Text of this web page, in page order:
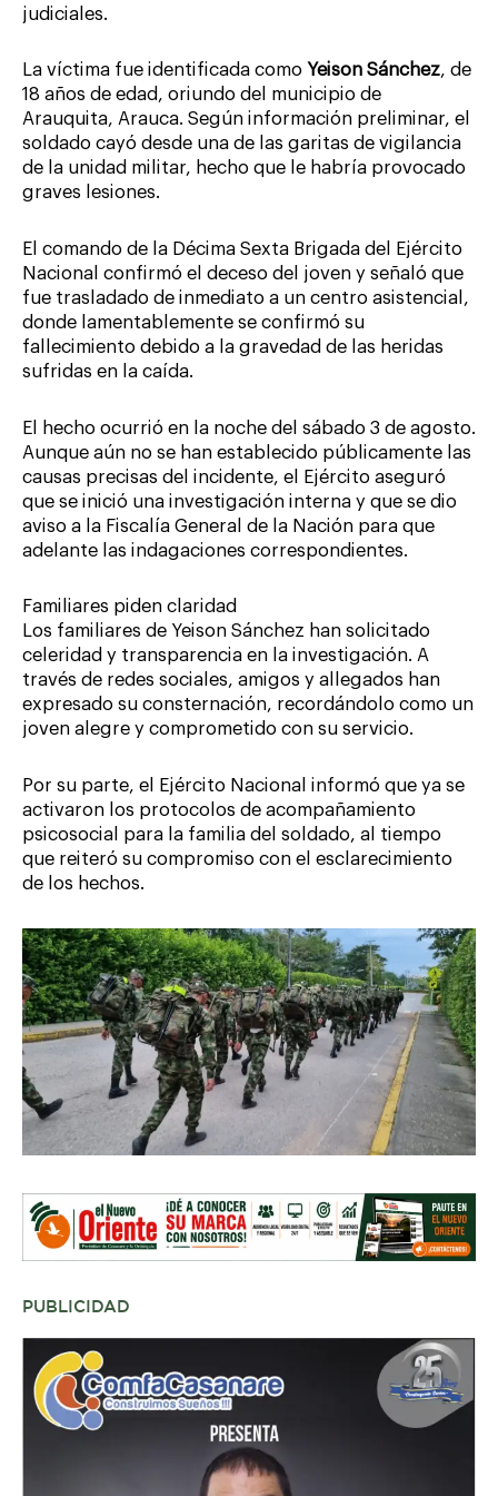
judiciales.
La víctima fue identificada como Yeison Sánchez, de
18 años de edad, oriundo del municipio de
Arauquita, Arauca. Según información preliminar, el
soldado cayó desde una de las garitas de vigilancia
de la unidad militar, hecho que le habría provocado
graves lesiones.
El comando de la Décima Sexta Brigada del Ejército
Nacional confirmó el deceso del joven y señaló que
fue trasladado de inmediato a un centro asistencial,
donde lamentablemente se confirmó su
fallecimiento debido a la gravedad de las heridas
sufridas en la caída.
El hecho ocurrió en la noche del sábado 3 de agosto.
Aunque aún no se han establecido públicamente las
causas precisas del incidente, el Ejército aseguró
que se inició una investigación interna y que se dio
aviso a la Fiscalía General de la Nación para que
adelante las indagaciones correspondientes.
Familiares piden claridad
Los familiares de Yeison Sánchez han solicitado
celeridad y transparencia en la investigación. A
través de redes sociales, amigos y allegados han
expresado su consternación, recordándolo como un
joven alegre y comprometido con su servicio.
Por su parte, el Ejército Nacional informó que ya se
activaron los protocolos de acompañamiento
psicosocial para la familia del soldado, al tiempo
que reiteró su compromiso con el esclarecimiento
de los hechos.
PUBLICIDAD